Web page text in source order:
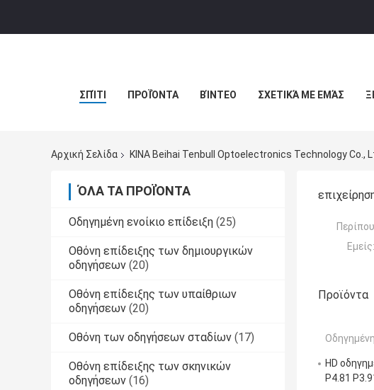
ΣΠΊΤΙ ΠΡΟΪΌΝΤΑ ΒΊΝΤΕΟ ΣΧΕΤΙΚΆ ΜΕ ΕΜΆΣ
Αρχική Σελίδα ΚΙΝΑ Beihai Tenbull Optoelectronics Technology Co.,
ΌΛΑ ΤΑ ΠΡΟΪΌΝΤΑ
Οδηγημένη ενοίκιο επίδειξη (25)
Οθόνη επίδειξης των δημιουργικών
οδηγήσεων (20)
Οθόνη επίδειξης των υπαίθριων
οδηγήσεων (20)
Οθόνη των οδηγήσεων σταδίων (17)
Οθόνη επίδειξης των σκηνικών
οδηγήσεων (16)
Περίπου
Εμείς:
Προϊόντα
HD
P4.81